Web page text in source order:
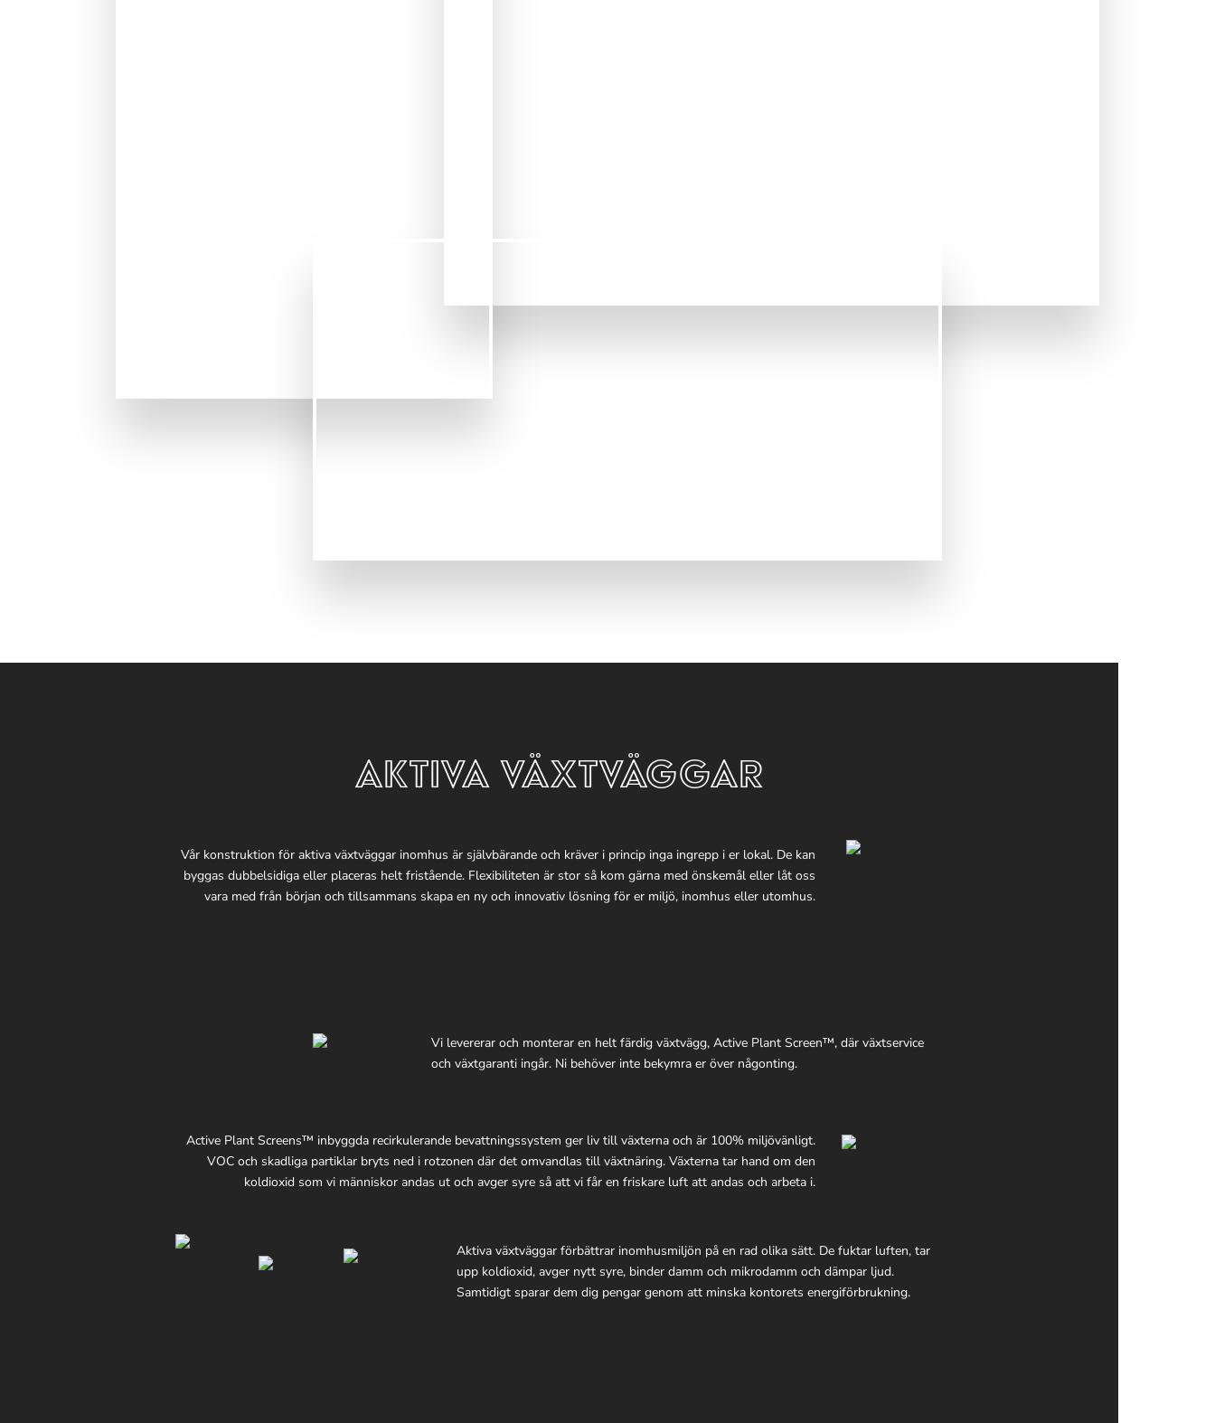
AKTIVA VÄXTVÄGGAR
Vår konstruktion för aktiva växtväggar inomhus är självbärande och kräver i princip inga ingrepp i er lokal. De kan
byggas dubbelsidiga eller placeras helt fristående. Flexibiliteten är stor så kom gärna med önskemål eller låt oss
vara med från början och tillsammans skapa en ny och innovativ lösning för er miljö, inomhus eller utomhus.
Vi levererar och monterar en helt färdig växtvägg, Active Plant Screen™, där växtservice
och växtgaranti ingår. Ni behöver inte bekymra er över någonting.
Active Plant Screens™ inbyggda recirkulerande bevattningssystem ger liv till växterna och är 100% miljövänligt.
VOC och skadliga partiklar bryts ned i rotzonen där det omvandlas till växtnäring. Växterna tar hand om den
koldioxid som vi människor andas ut och avger syre så att vi får en friskare luft att andas och arbeta i.
Aktiva växtväggar förbättrar inomhusmiljön på en rad olika sätt. De fuktar luften, tar
upp koldioxid, avger nytt syre, binder damm och mikrodamm och dämpar ljud.
Samtidigt sparar dem dig pengar genom att minska kontorets energiförbrukning.